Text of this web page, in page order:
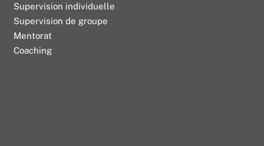
Supervision individuelle
Supervision de groupe
Mentorat
Coaching